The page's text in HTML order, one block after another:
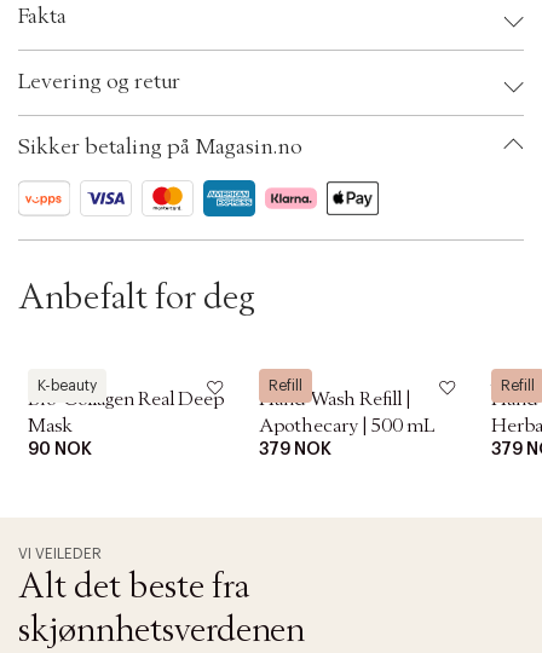
o
.
s
l
e
t
Fakta
EAN: 7350016332279
ID: ACMX17-0008
Levering og retur
Sikker betaling på Magasin.no
Anbefalt for deg
K-beauty
Biodance
Bio-Collagen Real Deep
Mask
90 NOK
Refill
Frama
Hand Wash Refill |
Apothecary | 500 mL
379 NOK
Refill
Frama
Hand
379
VI VEILEDER
Alt det beste fra
skjønnhetsverdenen